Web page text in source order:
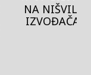
NA NIŠVILU
IZVOĐAČA